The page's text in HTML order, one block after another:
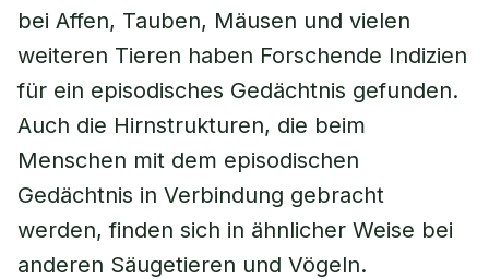
bei Affen, Tauben, Mäusen und vielen
weiteren Tieren haben Forschende Indizien
für ein episodisches Gedächtnis gefunden.
Auch die Hirnstrukturen, die beim
Menschen mit dem episodischen
Gedächtnis in Verbindung gebracht
werden, finden sich in ähnlicher Weise bei
anderen Säugetieren und Vögeln.